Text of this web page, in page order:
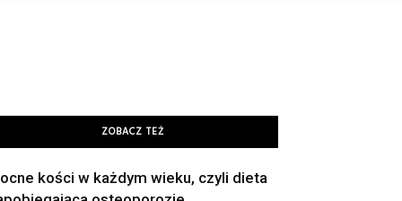
ZOBACZ TEŻ
kości w każdym wieku, czyli dieta